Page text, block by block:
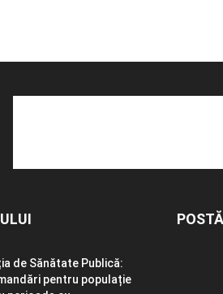
de Sănătate Publică:
pentru populație